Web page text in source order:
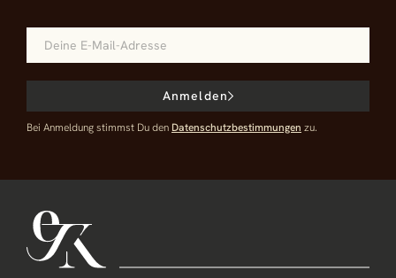
Anmelden
Bei Anmeldung stimmst Du den Datenschutzbestimmungen zu.